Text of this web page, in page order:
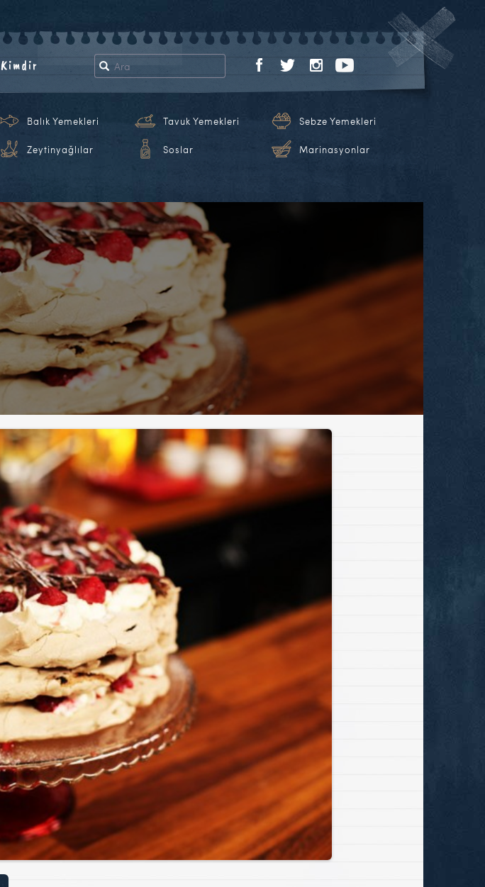
Kimdir
Balık Yemekleri Tavuk Yemekleri Sebze Yemekleri
Zeytinyağlılar Soslar Marinasyonlar